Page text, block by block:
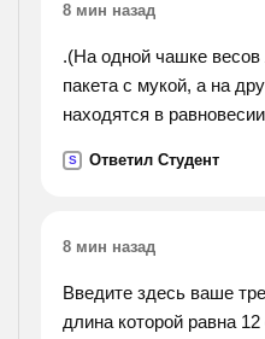
8 мин назад
.(На одной чашке
пакета с мукой, а на
находятся в
S Ответил Студент
8 мин назад
Введите здесь ваше
длина которой равна